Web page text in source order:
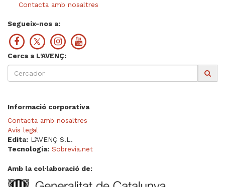
Contacta amb nosaltres
Segueix-nos a:
Cerca a L'AVENÇ:
Informació corporativa
Contacta amb nosaltres
Avís legal
Edita: L’AVENÇ S.L.
Tecnologia: Sobrevia.net
Amb la col·laboració de: